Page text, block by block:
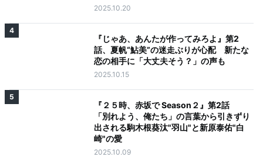
2025.10.20
4
『じゃあ、あんたが作ってみろよ』第2
話、夏帆“鮎美”の迷走ぶりが心配 新たな
恋の相手に「大丈夫そう？」の声も
2025.10.15
5
『２５時、赤坂で Season２』第2話
「別れよう、俺たち」の言葉から引きずり
出される駒木根葵汰"羽山"と新原泰佑"白
崎"の愛
2025.10.09